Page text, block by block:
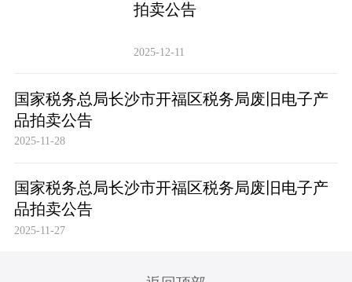
拍卖公告
2025-12-11
国家税务总局长沙市开福区税务局废旧电子产
品拍卖公告
2025-11-28
国家税务总局长沙市开福区税务局废旧电子产
品拍卖公告
2025-11-27